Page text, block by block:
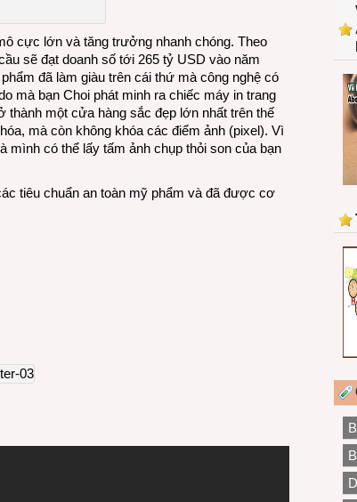
cực lớn và tăng trưởng nhanh chóng. Theo
sẽ đạt doanh số tới 265 tỷ USD vào năm
đã làm giàu trên cái thứ mà công nghệ có
mà bạn Choi phát minh ra chiếc máy in trang
thành một cửa hàng sắc đẹp lớn nhất trên thế
mà còn không khóa các điểm ảnh (pixel). Vì
có thể lấy tấm ảnh chụp thỏi son của bạn
tiêu chuẩn an toàn mỹ phẩm và đã được cơ